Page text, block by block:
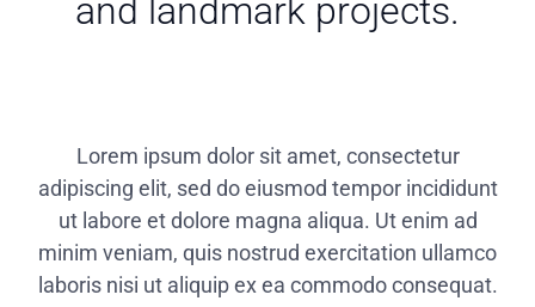
and landmark projects.
Lorem ipsum dolor sit amet, consectetur
adipiscing elit, sed do eiusmod tempor incididunt
ut labore et dolore magna aliqua. Ut enim ad
minim veniam, quis nostrud exercitation ullamco
laboris nisi ut aliquip ex ea commodo consequat.